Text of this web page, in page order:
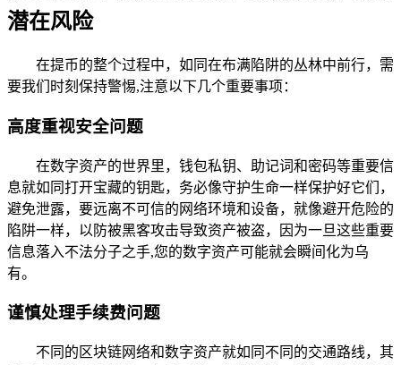
潜在风险
在提币的整个过程中，如同在布满陷阱的丛林中前行，需
要我们时刻保持警惕,注意以下几个重要事项：
高度重视安全问题
在数字资产的世界里，钱包私钥、助记词和密码等重要信
息就如同打开宝藏的钥匙，务必像守护生命一样保护好它们，
避免泄露，要远离不可信的网络环境和设备，就像避开危险的
陷阱一样，以防被黑客攻击导致资产被盗，因为一旦这些重要
信息落入不法分子之手,您的数字资产可能就会瞬间化为乌
有。
谨慎处理手续费问题
不同的区块链网络和数字资产就如同不同的交通路线，其